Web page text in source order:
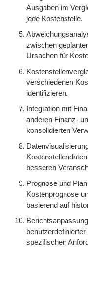
Ausgaben im
jede Kostenstelle.
zwischen
Ursachen für
verschiedenen
identifizieren.
Integration mit
anderen Finanz-
konsolidierten
besseren
Prognose und
Kostenprognose
basierend auf
spezifischen